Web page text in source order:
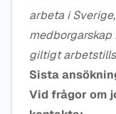
arbeta i
giltigt
Sista
Vid frågor om